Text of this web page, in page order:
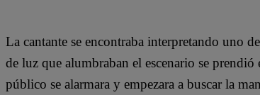
La cantante se encontraba interpretando uno
de luz que alumbraban el escenario se
público se alarmara y empezara a buscar la